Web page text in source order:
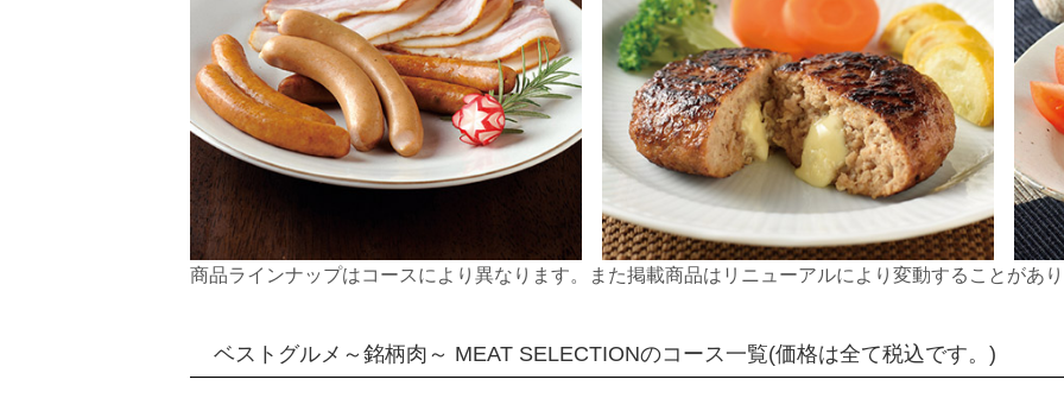
商品ラインナップはコースにより異なります。また掲載商品はリニューアルにより変動することがあ
ベストグルメ～銘柄肉～ MEAT SELECTIONのコース一覧(価格は全て税込です。)